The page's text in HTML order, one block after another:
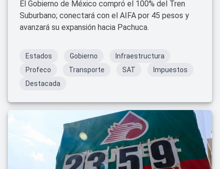
El Gobierno de México compró el 100% del Tren
Suburbano; conectará con el AIFA por 45 pesos y
avanzará su expansión hacia Pachuca.
Estados Gobierno
Infraestructura
Profeco
Transporte SAT
Impuestos
Destacada